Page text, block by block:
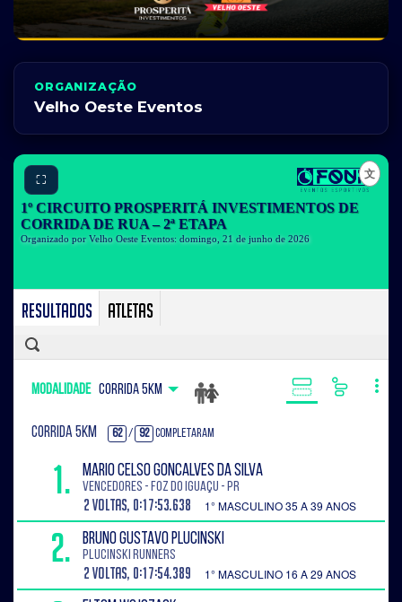
ORGANIZAÇÃO
Velho Oeste Eventos
⛶